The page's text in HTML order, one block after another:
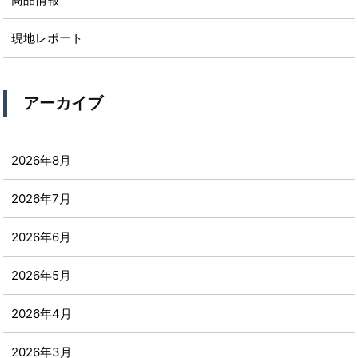
現地レポート
アーカイブ
2026年8月
2026年7月
2026年6月
2026年5月
2026年4月
2026年3月